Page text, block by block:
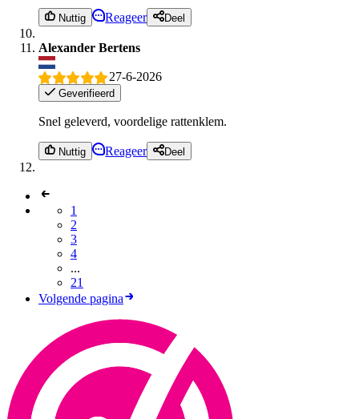
Nuttig Reageer Deel
Alexander Bertens
27-6-2026
Geverifieerd
Snel geleverd, voordelige rattenklem.
Nuttig Reageer Deel
1
2
3
4
...
21
Volgende pagina